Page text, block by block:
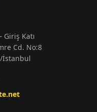
Katı
Cd. No:8
İstanbul